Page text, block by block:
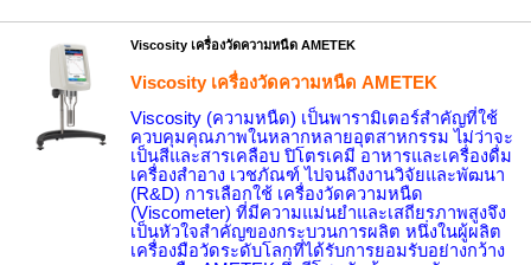
Viscosity เครื่องวัดความหนืด AMETEK
Viscosity เครื่องวัดความหนืด AMETEK
Viscosity (ความหนืด) เป็นพารามิเตอร์สำคัญที่ใช้
ควบคุมคุณภาพในหลากหลายอุตสาหกรรม ไม่ว่าจะ
เป็นสีและสารเคลือบ ปิโตรเคมี อาหารและเครื่องดื่ม
เครื่องสำอาง เวชภัณฑ์ ไปจนถึงงานวิจัยและพัฒนา
(R&D) การเลือกใช้ เครื่องวัดความหนืด
(Viscometer) ที่มีความแม่นยำและเสถียรภาพสูงจึง
เป็นหัวใจสำคัญของกระบวนการผลิต หนึ่งในผู้ผลิต
เครื่องมือวัดระดับโลกที่ได้รับการยอมรับอย่างกว้าง